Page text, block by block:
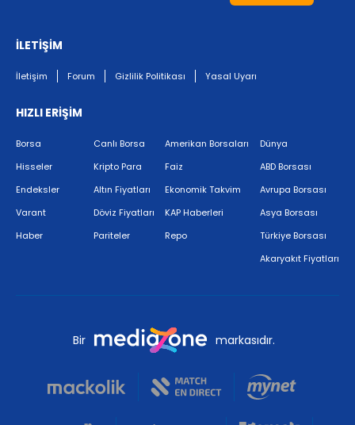
İLETİŞİM
İletişim Forum Gizlilik Politikası Yasal Uyarı
HIZLI ERİŞİM
Borsa
Hisseler
Endeksler
Varant
Haber
Canlı Borsa
Kripto Para
Altın Fiyatları
Döviz Fiyatları
Pariteler
Amerikan Borsaları
Faiz
Ekonomik Takvim
KAP Haberleri
Repo
Dünya
ABD Borsası
Avrupa Borsası
Asya Borsası
Türkiye Borsası
Akaryakıt Fiyatları
Bir markasıdır.